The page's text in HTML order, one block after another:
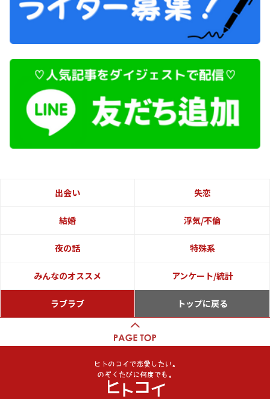
出会い 失恋
結婚 浮気/不倫
夜の話 特殊系
みんなのオススメ アンケート/統計
ラブラブ トップに戻る